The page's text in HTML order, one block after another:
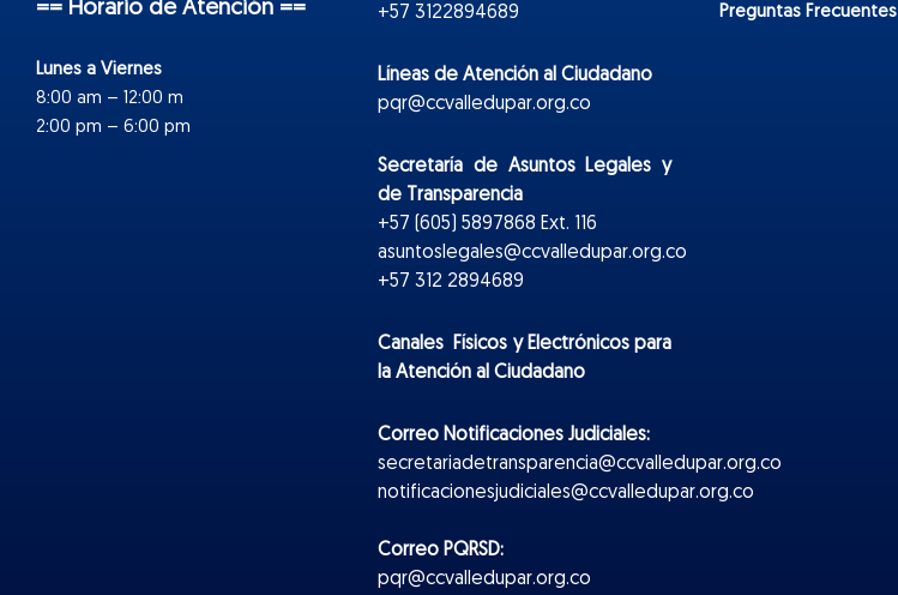
== Horario de Atención ==
Lunes a Viernes
8:00 am – 12:00 m
2:00 pm – 6:00 pm
+57 3122894689
Líneas de Atención al Ciudadano
pqr@ccvalledupar.org.co
Secretaría de Asuntos Legales y
de Transparencia
+57 (605) 5897868 Ext. 116
asuntoslegales@ccvalledupar.org.co
+57 312 2894689
Canales Físicos yElectrónicospara
la Atención al Ciudadano
Correo Notificaciones Judiciales:
secretariadetransparencia@ccvalledupar.org.co
notificacionesjudiciales@ccvalledupar.org.co
Correo PQRSD:
pqr@ccvalledupar.org.co
Preguntas Frecuentes